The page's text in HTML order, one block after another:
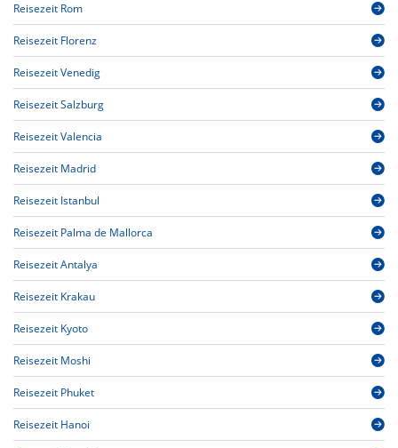
Reisezeit Rom
Reisezeit Florenz
Reisezeit Venedig
Reisezeit Salzburg
Reisezeit Valencia
Reisezeit Madrid
Reisezeit Istanbul
Reisezeit Palma de Mallorca
Reisezeit Antalya
Reisezeit Krakau
Reisezeit Kyoto
Reisezeit Moshi
Reisezeit Phuket
Reisezeit Hanoi